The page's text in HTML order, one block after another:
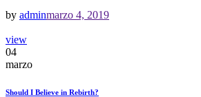
by adminmarzo 4, 2019
view
04
marzo
Should I Believe in Rebirth?